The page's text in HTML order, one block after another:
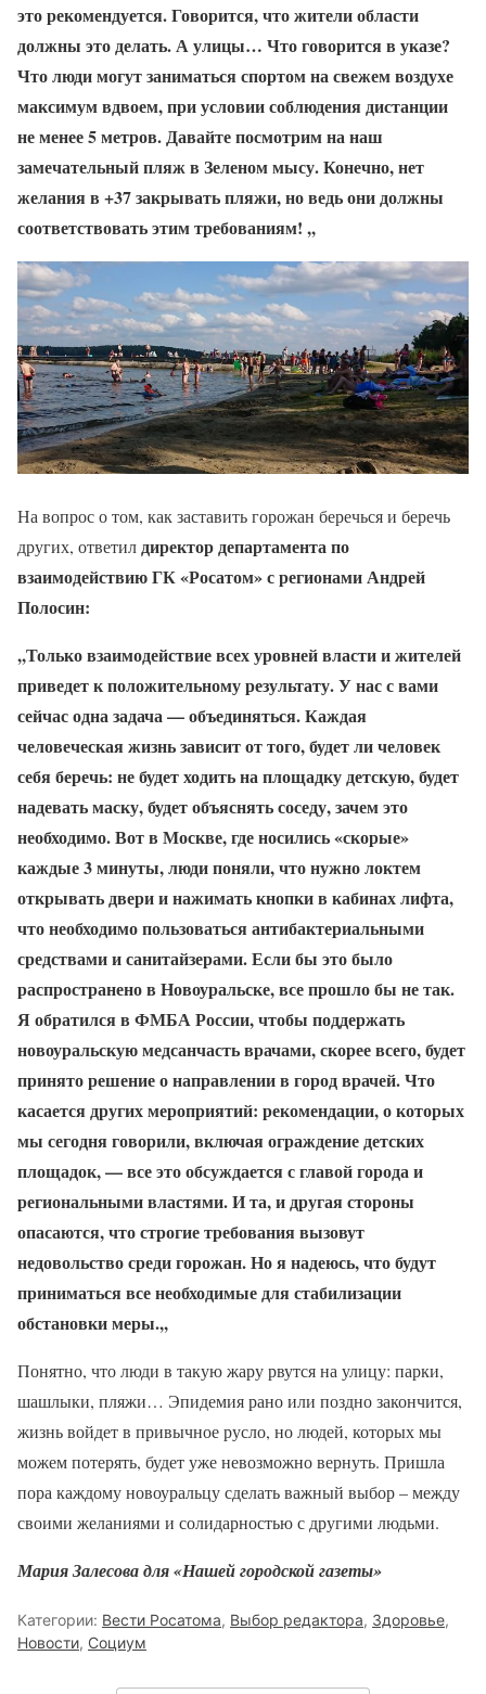
это рекомендуется. Говорится, что жители области
должны это делать. А улицы… Что говорится в указе?
Что люди могут заниматься спортом на свежем воздухе
максимум вдвоем, при условии соблюдения дистанции
не менее5 метров. Давайте посмотрим на наш
замечательный пляж в Зеленом мысу. Конечно, нет
желания в +37 закрывать пляжи, но ведь они должны
соответствовать этим требованиям! ,,
На вопрос о том, как заставить горожан беречься и беречь
других, ответил директор департамента по
взаимодействию ГК «Росатом» с регионами Андрей
Полосин:
,,Только взаимодействие всех уровней власти и жителей
приведет к положительному результату. У нас с вами
сейчас одна задача — объединяться. Каждая
человеческая жизнь зависит от того, будет ли человек
себя беречь: не будет ходить на площадку детскую, будет
надевать маску, будет объяснять соседу, зачем это
необходимо. Вот в Москве, где носились «скорые»
каждые 3 минуты, люди поняли, что нужно локтем
открывать двери и нажимать кнопки в кабинах лифта,
что необходимо пользоваться антибактериальными
средствами и санитайзерами. Если бы это было
распространено в Новоуральске, все прошло бы не так.
Я обратился в ФМБА России, чтобы поддержать
новоуральскую медсанчасть врачами, скорее всего, будет
принято решение о направлении в город врачей. Что
касается других мероприятий: рекомендации, о которых
мы сегодня говорили, включая ограждение детских
площадок, — все это обсуждается с главой города и
региональными властями. И та, и другая стороны
опасаются, что строгие требования вызовут
недовольство среди горожан. Но я надеюсь, что будут
приниматься все необходимые для стабилизации
обстановки меры.,,
Понятно, что люди в такую жару рвутся на улицу: парки,
шашлыки, пляжи… Эпидемия рано или поздно закончится,
жизнь войдет в привычное русло, но людей, которых мы
можем потерять, будет уже невозможно вернуть. Пришла
пора каждому новоуральцу сделать важный выбор – между
своими желаниями и солидарностью с другими людьми.
Мария Залесова для «Нашей городской газеты»
Категории: Вести Росатома, Выбор редактора, Здоровье,
Новости, Социум